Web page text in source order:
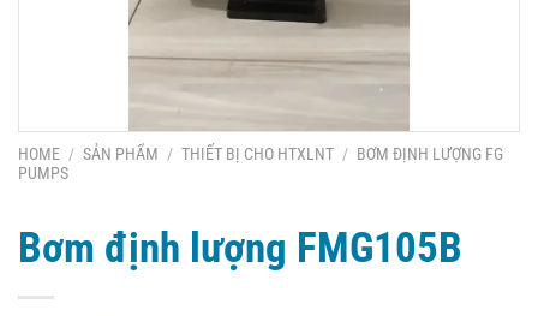
HOME / SẢN PHẨM / THIẾT BỊ CHO HTXLNT / BƠM ĐỊNH LƯỢNG FG
PUMPS
Bơm định lượng FMG105B